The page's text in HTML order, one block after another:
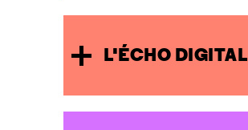
L'ÉCHO DIGITAL